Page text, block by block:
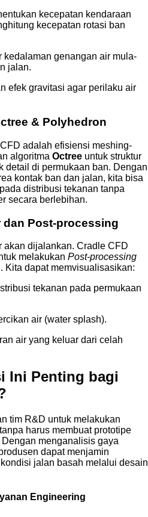
kecepatan kendaraan
kecepatan rotasi ban
kedalaman genangan air mula-
jalan.
efek gravitasi agar perilaku air
& Polyhedron
adalah efisiensi meshing-
algoritma Octree untuk struktur
detail di permukaan ban. Dengan
kontak ban dan jalan, kita bisa
distribusi tekanan tanpa
secara berlebihan.
dan Post-processing
akan dijalankan. Cradle CFD
melakukan Post-processing
Kita dapat memvisualisasikan:
tekanan pada permukaan
air (water splash).
air yang keluar dari celah
Ini Penting bagi
tim R&D untuk melakukan
harus membuat prototipe
menganalisis gaya
dapat menjamin
jalan basah melalui desain
Engineering